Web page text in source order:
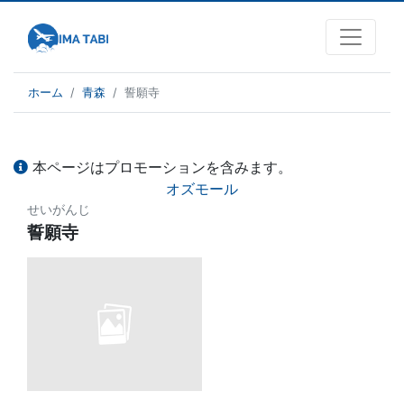
ホーム 青森 誓願寺
本ページはプロモーションを含みます。
オズモール
せいがんじ
誓願寺